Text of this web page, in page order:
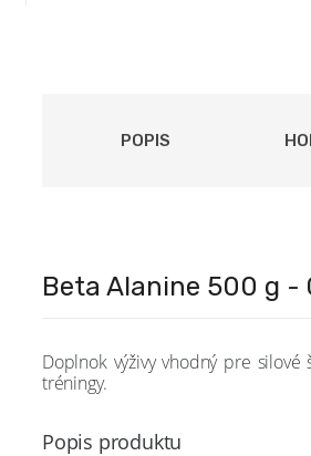
POPIS
Beta Alanine 500 g -
Doplnok výživy vhodný pre silové
tréningy.
Popis produktu